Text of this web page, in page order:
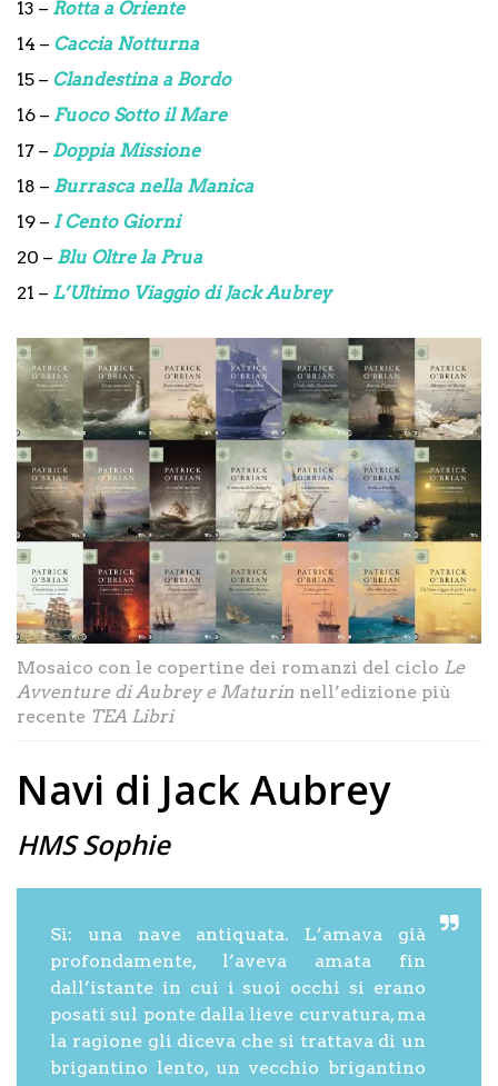
13 – Rotta a Oriente
14 – Caccia Notturna
15 – Clandestina a Bordo
16 – Fuoco Sotto il Mare
17 – Doppia Missione
18 – Burrasca nella Manica
19 – I Cento Giorni
20 – Blu Oltre la Prua
21 – L’Ultimo Viaggio di Jack Aubrey
Mosaico con le copertine dei romanzi del ciclo Le
Avventure di Aubrey e Maturin nell’edizione più
recente TEA Libri
Navi di Jack Aubrey
HMS Sophie
Sì: una nave antiquata. L’amava già
profondamente, l’aveva amata fin
dall’istante in cui i suoi occhi si erano
posati sul ponte dalla lieve curvatura, ma
la ragione gli diceva che si trattava di un
brigantino lento, un vecchio brigantino